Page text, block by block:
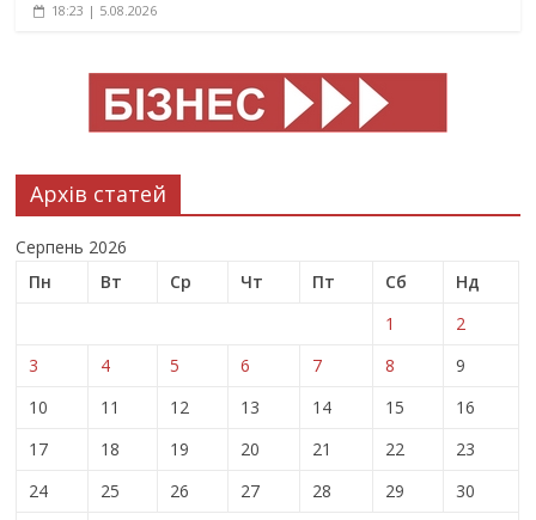
18:23 | 5.08.2026
Архів статей
Серпень 2026
Пн
Вт Ср Чт Пт Сб
Нд
1
2
3
4 5 6 7 8
9
10
11 12 13 14 15
16
17
18 19 20 21 22
23
24
25 26 27 28 29
30